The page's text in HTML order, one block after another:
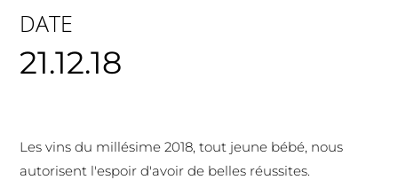
DATE
21.12.18
Les vins du millésime 2018, tout jeune bébé, nous
autorisent l'espoir d'avoir de belles réussites.